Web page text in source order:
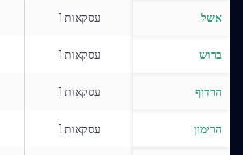
אשל עסקאות 1
ברוש עסקאות 1
הרדוף עסקאות 1
הרימון עסקאות 1